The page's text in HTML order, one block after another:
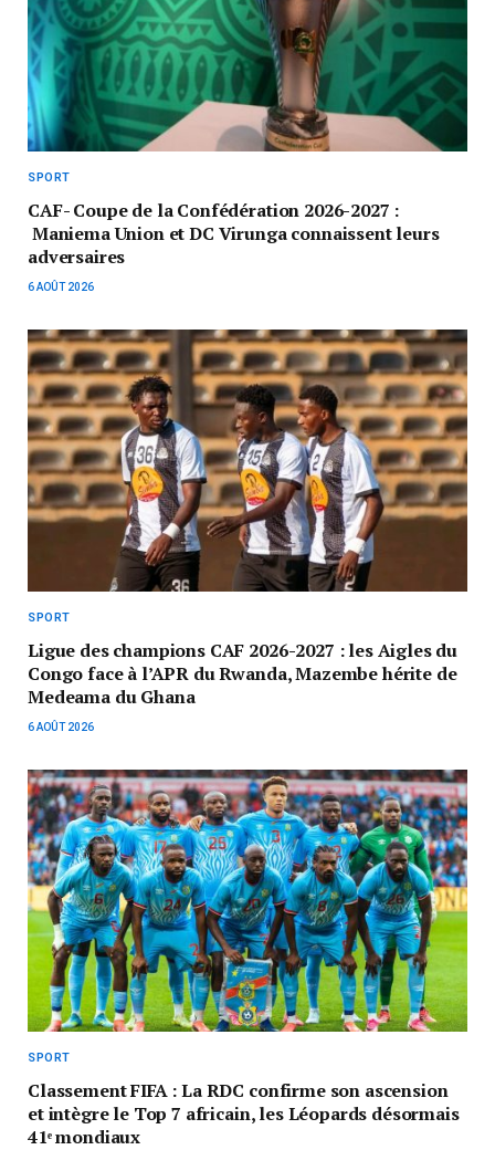
SPORT
CAF- Coupe de la Confédération 2026-2027 :
Maniema Union et DC Virunga connaissent leurs
adversaires
6 AOÛT 2026
SPORT
Ligue des champions CAF 2026-2027 : les Aigles du
Congo face à l’APR du Rwanda, Mazembe hérite de
Medeama du Ghana
6 AOÛT 2026
SPORT
Classement FIFA : La RDC confirme son ascension
et intègre le Top 7 africain, les Léopards désormais
41ᵉ mondiaux